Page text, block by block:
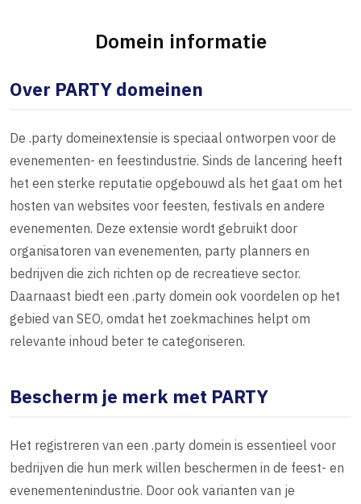
Domein informatie
Over PARTY domeinen
De .party domeinextensie is speciaal ontworpen voor de
evenementen- en feestindustrie. Sinds de lancering heeft
het een sterke reputatie opgebouwd als het gaat om het
hosten van websites voor feesten, festivals en andere
evenementen. Deze extensie wordt gebruikt door
organisatoren van evenementen, party planners en
bedrijven die zich richten op de recreatieve sector.
Daarnaast biedt een .party domein ook voordelen op het
gebied van SEO, omdat het zoekmachines helpt om
relevante inhoud beter te categoriseren.
Bescherm je merk met PARTY
Het registreren van een .party domein is essentieel voor
bedrijven die hun merk willen beschermen in de feest- en
evenementenindustrie. Door ook varianten van je